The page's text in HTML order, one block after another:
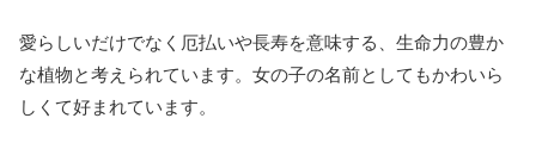
愛らしいだけでなく厄払いや長寿を意味する、生命力の豊か
な植物と考えられています。女の子の名前としてもかわいら
しくて好まれています。